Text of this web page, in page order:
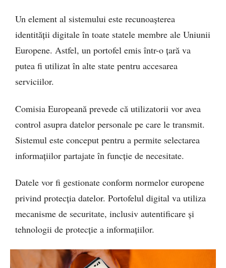
Un element al sistemului este recunoașterea
identității digitale în toate statele membre ale Uniunii
Europene. Astfel, un portofel emis într-o țară va
putea fi utilizat în alte state pentru accesarea
serviciilor.
Comisia Europeană prevede că utilizatorii vor avea
control asupra datelor personale pe care le transmit.
Sistemul este conceput pentru a permite selectarea
informațiilor partajate în funcție de necesitate.
Datele vor fi gestionate conform normelor europene
privind protecția datelor. Portofelul digital va utiliza
mecanisme de securitate, inclusiv autentificare și
tehnologii de protecție a informațiilor.